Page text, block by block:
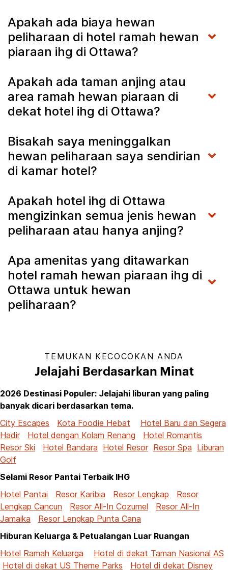
Apakah ada biaya hewan
peliharaan di hotel ramah hewan
piaraan ihg di Ottawa?
Apakah ada taman anjing atau
area ramah hewan piaraan di
dekat hotel ihg di Ottawa?
Bisakah saya meninggalkan
hewan peliharaan saya sendirian
di kamar hotel?
Apakah hotel ihg di Ottawa
mengizinkan semua jenis hewan
peliharaan atau hanya anjing?
Apa amenitas yang ditawarkan
hotel ramah hewan piaraan ihg di
Ottawa untuk hewan
peliharaan?
TEMUKAN KECOCOKAN ANDA
Jelajahi Berdasarkan Minat
2026 Destinasi Populer: Jelajahi liburan yang paling
banyak dicari berdasarkan tema.
City Escapes
Kota Foodie Hebat
Hotel Baru dan Segera
Hadir
Hotel dengan Kolam Renang
Hotel Romantis
Resor Ski
Hotel Bandara Hotel Resor Resor Spa Liburan
Golf
Selami Resor Pantai Terbaik IHG
Hotel Pantai
Resor Karibia Resor Lengkap
Resor
Lengkap Cancun
Resor All-In Cozumel
Resor All-In
Jamaika
Resor Lengkap Punta Cana
Hiburan Keluarga & Petualangan Luar Ruangan
Hotel Ramah Keluarga
Hotel di dekat Taman Nasional AS
Hotel di dekat US Theme Parks
Hotel di dekat Disney